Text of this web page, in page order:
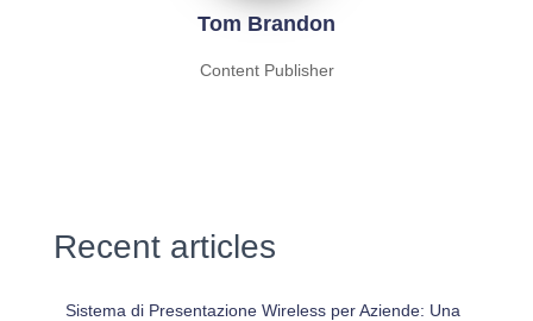
Tom Brandon
Content Publisher
Recent articles
Sistema di Presentazione Wireless per Aziende: Una